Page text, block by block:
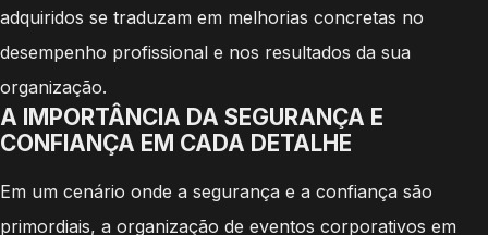
adquiridos se traduzam em melhorias concretas no
desempenho profissional e nos resultados da sua
organização.
A IMPORTÂNCIA DA SEGURANÇA E
CONFIANÇA EM CADA DETALHE
Em um cenário onde a segurança e a confiança são
primordiais, a organização de eventos corporativos em